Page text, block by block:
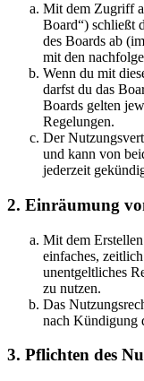
Mit dem Zugriff
Board“) schließt
des Boards ab
mit den
Wenn du mit
darfst du das
Boards gelten
Regelungen.
Der
und kann von
jederzeit
2. Einräumung
Mit dem
einfaches,
unentgeltliches
zu nutzen.
Das
nach Kündigung
3. Pflichten des